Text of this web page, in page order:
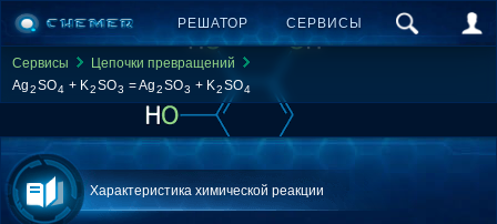
РЕШАТОР СЕРВИСЫ
Сервисы
Цепочки превращений
Ag2SO4 + K2SO3 = Ag2SO3 + K2SO4
Характеристика химической реакции